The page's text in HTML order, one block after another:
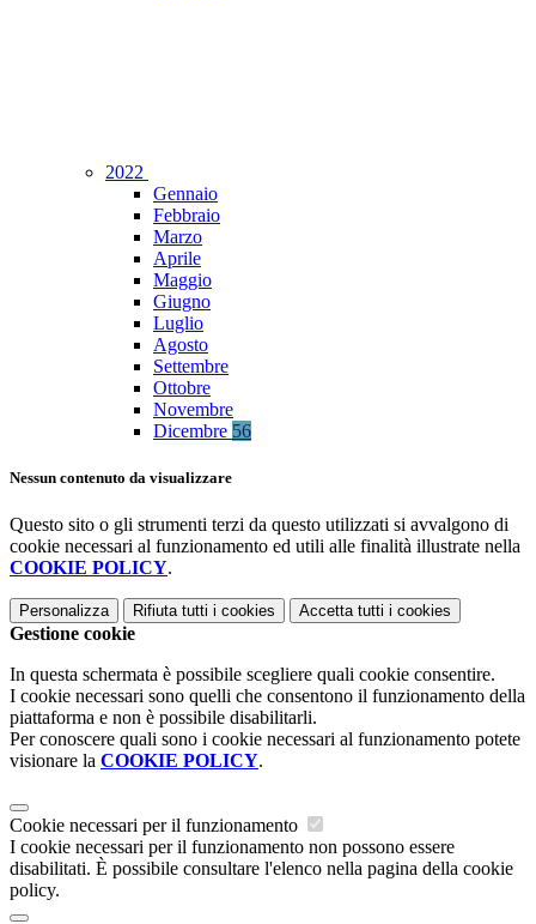
2022
Gennaio
Febbraio
Marzo
Aprile
Maggio
Giugno
Luglio
Agosto
Settembre
Ottobre
Novembre
Dicembre 56
Nessun contenuto da visualizzare
Questo sito o gli strumenti terzi da questo utilizzati si avvalgono di
cookie necessari al funzionamento ed utili alle finalità illustrate nella
COOKIE POLICY.
Personalizza Rifiuta tutti i cookies Accetta tutti i cookies
Gestione cookie
In questa schermata è possibile scegliere quali cookie consentire.
I cookie necessari sono quelli che consentono il funzionamento della
piattaforma e non è possibile disabilitarli.
Per conoscere quali sono i cookie necessari al funzionamento potete
visionare la COOKIE POLICY.
Cookie necessari per il funzionamento
I cookie necessari per il funzionamento non possono essere
disabilitati. È possibile consultare l'elenco nella pagina della cookie
policy.